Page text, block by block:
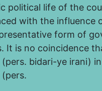
political life of the
with the influence
form of
It is no coincidence
(рers. bidari-ye irani)